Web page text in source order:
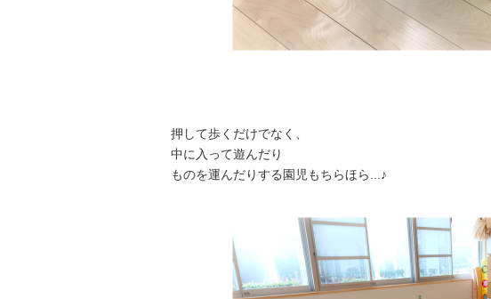
押して歩くだけでなく、
中に入って遊んだり
ものを運んだりする園児もちらほら...♪